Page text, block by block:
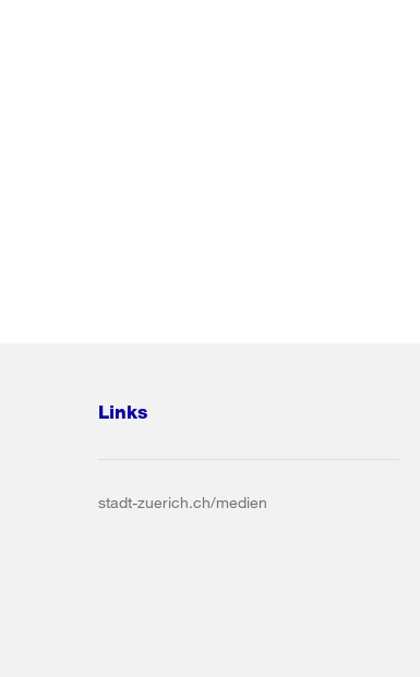
Links
stadt-zuerich.ch/medien